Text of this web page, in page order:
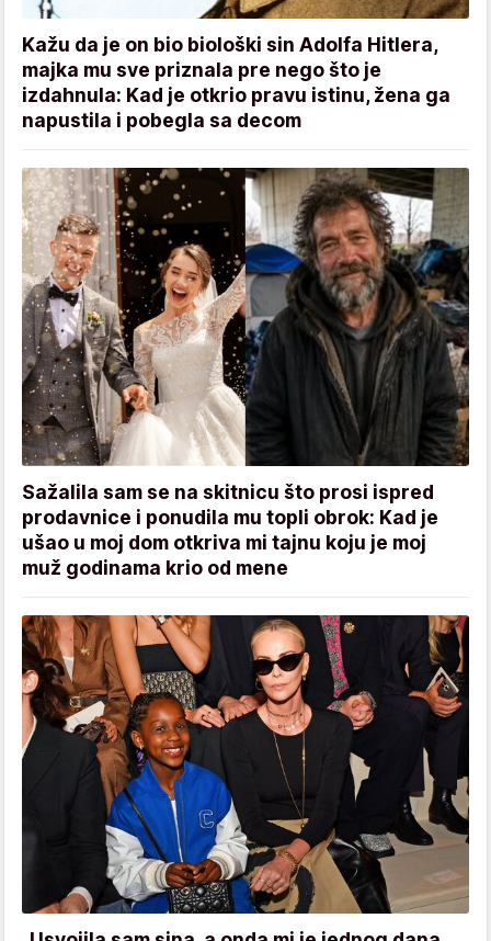
Kažu da je on bio biološki sin Adolfa Hitlera,
majka mu sve priznala pre nego što je
izdahnula: Kad je otkrio pravu istinu, žena ga
napustila i pobegla sa decom
Sažalila sam se na skitnicu što prosi ispred
prodavnice i ponudila mu topli obrok: Kad je
ušao u moj dom otkriva mi tajnu koju je moj
muž godinama krio od mene